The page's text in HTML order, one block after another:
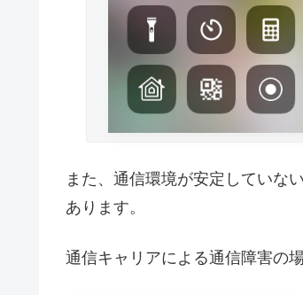
また、通信環境が安定していな
あります。
通信キャリアによる通信障害の